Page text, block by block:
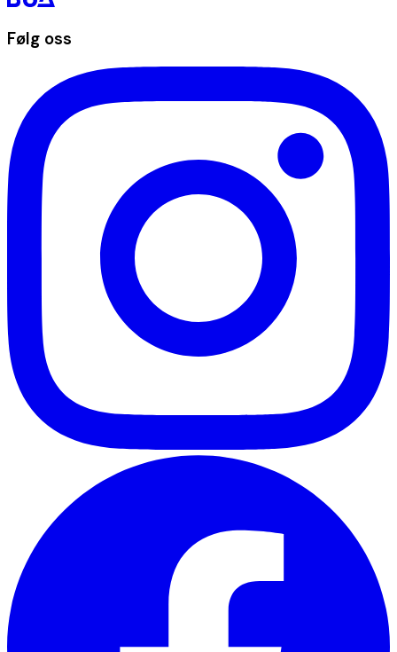
Følg oss